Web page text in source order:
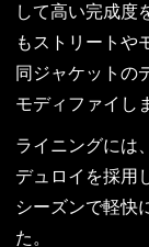
して高い完成度
もストリートや
同ジャケットの
モディファイし
ライニングには
デュロイを採用
シーズンで軽快
た。